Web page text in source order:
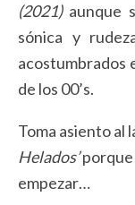
(2021)aunque
sónica y
acostumbrados
de los 00’s.
Toma asiento al
Helados’
empezar…